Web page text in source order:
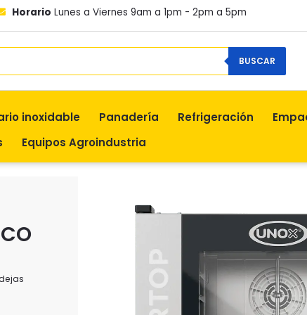
Horario Lunes a Viernes 9am a 1pm - 2pm a 5pm
BUSCAR
inoxidable Panadería Refrigeración
Equipos Agroindustria